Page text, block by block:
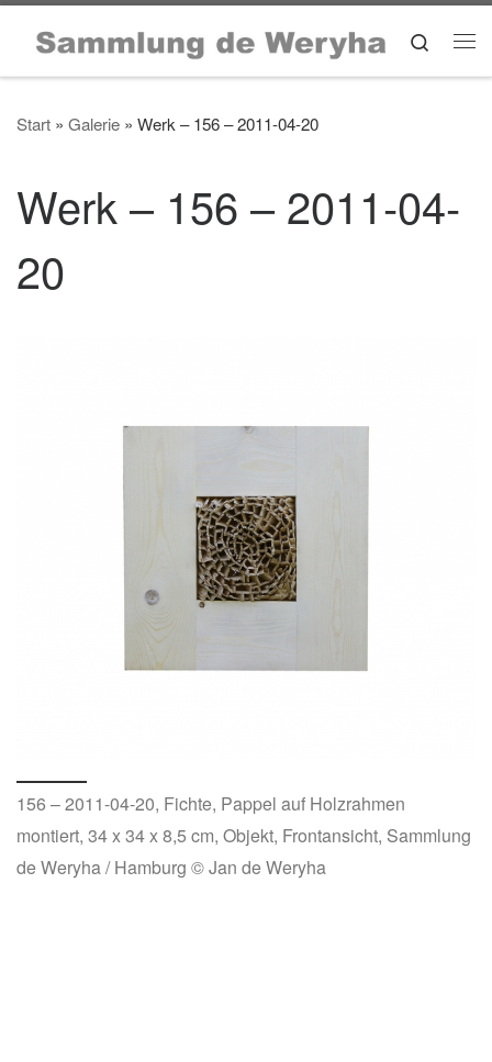
Zum Inhalt springen Search
Start » Galerie » Werk – 156 – 2011-04-20
Werk – 156 – 2011-04-
20
156 – 2011-04-20, Fichte, Pappel auf Holzrahmen
montiert, 34 x 34 x 8,5 cm, Objekt, Frontansicht, Sammlung
de Weryha / Hamburg © Jan de Weryha